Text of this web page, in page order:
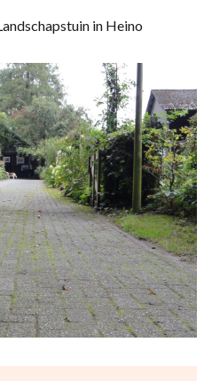
in Heino